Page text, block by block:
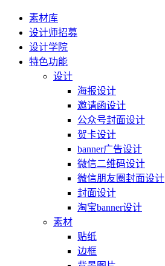
素材库
设计师招募
设计学院
特色功能
设计
海报设计
邀请函设计
公众号封面设计
贺卡设计
banner广告设计
微信二维码设计
微信朋友圈封面设计
封面设计
淘宝banner设计
素材
贴纸
边框